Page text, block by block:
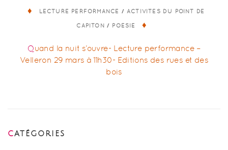
LECTURE PERFORMANCE /ACTIVITÉS DU POINT DE
CAPITON / POÉSIE
Quand la nuit s’ouvre- Lecture performance –
Velleron 29 mars à 11h30- Editions des rues et des
bois
CATÉGORIES